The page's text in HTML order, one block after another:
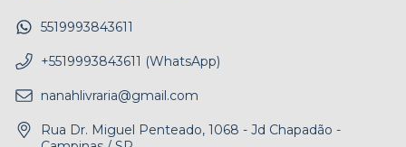
5519993843611
+5519993843611 (WhatsApp)
nanahlivraria@gmail.com
Rua Dr. Miguel Penteado, 1068 - Jd Chapadão -